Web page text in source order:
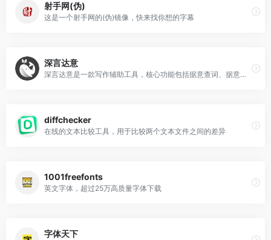
射手网(伪)
这是一个射手网的(伪)镜像，快来找你想的字幕
深言达意
深言达意是一款写作辅助工具，核心功能包括据意查词、据意查句。根据模糊的描述，找到贴切的词语和名言佳句，支持汉英双语。
diffchecker
在线的文本比较工具，用于比较两个文本文件之间的差异
1001freefonts
英文字体，超过25万高质量字体下载
字体天下